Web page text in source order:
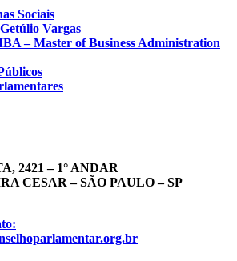
Sociais
Vargas
– Master of Business Administration
2421 – 1° ANDAR
CESAR – SÃO PAULO – SP